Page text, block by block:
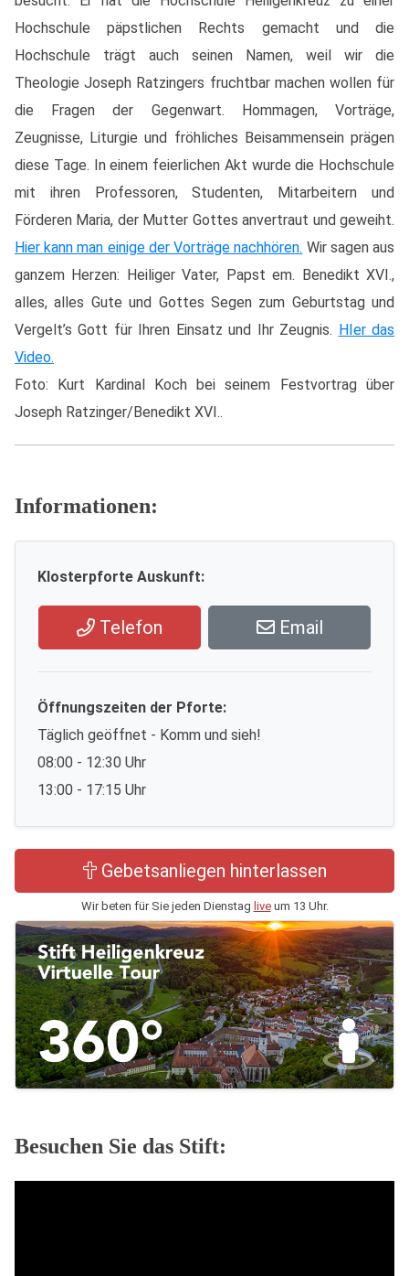
Hochschule päpstlichen Rechts gemacht und die
Hochschule trägt auch seinen Namen, weil wir die
Theologie Joseph Ratzingers fruchtbar machen wollen für
die Fragen der Gegenwart. Hommagen, Vorträge,
Zeugnisse, Liturgie und fröhliches Beisammensein prägen
diese Tage. In einem feierlichen Akt wurde die Hochschule
mit ihren Professoren, Studenten, Mitarbeitern und
Förderen Maria, der Mutter Gottes anvertraut und geweiht.
Hier kann man einige der Vorträge nachhören. Wir sagen aus
ganzem Herzen: Heiliger Vater, Papst em. Benedikt XVI.,
alles, alles Gute und Gottes Segen zum Geburtstag und
Vergelt’s Gott für Ihren Einsatz und Ihr Zeugnis. HIer das
Video.
Foto: Kurt Kardinal Koch bei seinem Festvortrag über
Joseph Ratzinger/Benedikt XVI..
Informationen:
Klosterpforte Auskunft:
Telefon Email
Öffnungszeiten der Pforte:
Täglich geöffnet - Komm und sieh!
08:00 - 12:30 Uhr
13:00 - 17:15 Uhr
Gebetsanliegen hinterlassen
Wir beten für Sie jeden Dienstag liveum 13 Uhr.
Besuchen Sie das Stift: